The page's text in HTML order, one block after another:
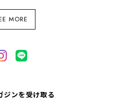
MORE
ジンを受け取る